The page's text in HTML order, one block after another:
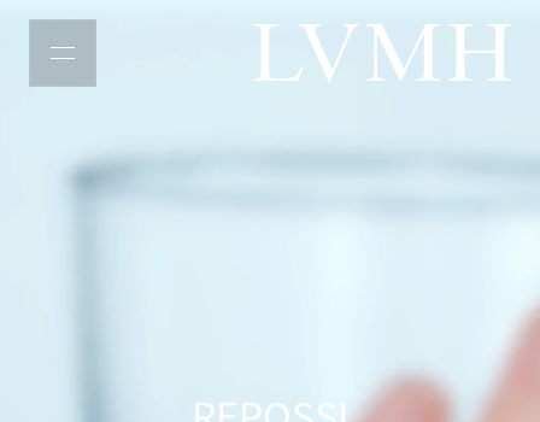
LVMH主页